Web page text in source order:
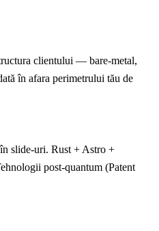
clientului — bare-metal,
în afara perimetrului tău de
slide-uri. Rust + Astro +
post-quantum (Patent